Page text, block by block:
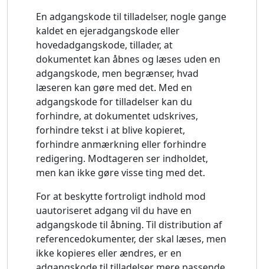
En adgangskode til tilladelser, nogle gange
kaldet en ejeradgangskode eller
hovedadgangskode, tillader, at
dokumentet kan åbnes og læses uden en
adgangskode, men begrænser, hvad
læseren kan gøre med det. Med en
adgangskode for tilladelser kan du
forhindre, at dokumentet udskrives,
forhindre tekst i at blive kopieret,
forhindre anmærkning eller forhindre
redigering. Modtageren ser indholdet,
men kan ikke gøre visse ting med det.
For at beskytte fortroligt indhold mod
uautoriseret adgang vil du have en
adgangskode til åbning. Til distribution af
referencedokumenter, der skal læses, men
ikke kopieres eller ændres, er en